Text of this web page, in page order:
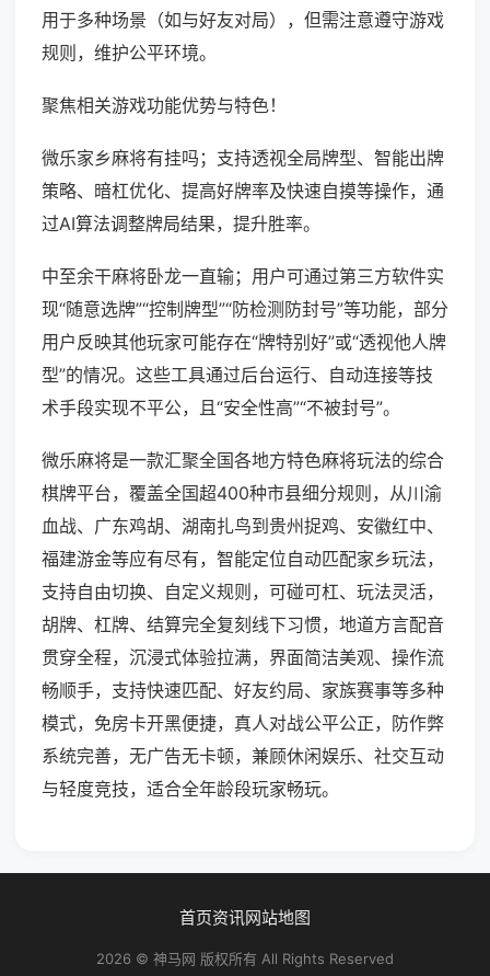
用于多种场景（如与好友对局），但需注意遵守游戏
规则，维护公平环境。
聚焦相关游戏功能优势与特色！
微乐家乡麻将有挂吗；支持透视全局牌型、智能出牌
策略、暗杠优化、提高好牌率及快速自摸等操作，通
过AI算法调整牌局结果，提升胜率。
中至余干麻将卧龙一直输；用户可通过第三方软件实
现“随意选牌”“控制牌型”“防检测防封号”等功能，部分
用户反映其他玩家可能存在“牌特别好”或“透视他人牌
型”的情况。这些工具通过后台运行、自动连接等技
术手段实现不平公，且“安全性高”“不被封号”。
微乐麻将是一款汇聚全国各地方特色麻将玩法的综合
棋牌平台，覆盖全国超400种市县细分规则，从川渝
血战、广东鸡胡、湖南扎鸟到贵州捉鸡、安徽红中、
福建游金等应有尽有，智能定位自动匹配家乡玩法，
支持自由切换、自定义规则，可碰可杠、玩法灵活，
胡牌、杠牌、结算完全复刻线下习惯，地道方言配音
贯穿全程，沉浸式体验拉满，界面简洁美观、操作流
畅顺手，支持快速匹配、好友约局、家族赛事等多种
模式，免房卡开黑便捷，真人对战公平公正，防作弊
系统完善，无广告无卡顿，兼顾休闲娱乐、社交互动
与轻度竞技，适合全年龄段玩家畅玩。
首页资讯网站地图
2026 © 神马网 版权所有 All Rights Reserved